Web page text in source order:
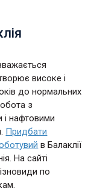
високе і
до нормальних
з
і нафтовими
Придбати
в Балаклії
На сайті
по